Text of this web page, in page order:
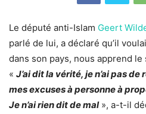
Le député anti-Islam Geert
parlé de lui, a déclaré qu’il
dans son pays, nous apprend le
« J’ai dit la vérité, je n’ai pas
mes excuses à personne à
Je n’ai rien dit de mal », a-t-il